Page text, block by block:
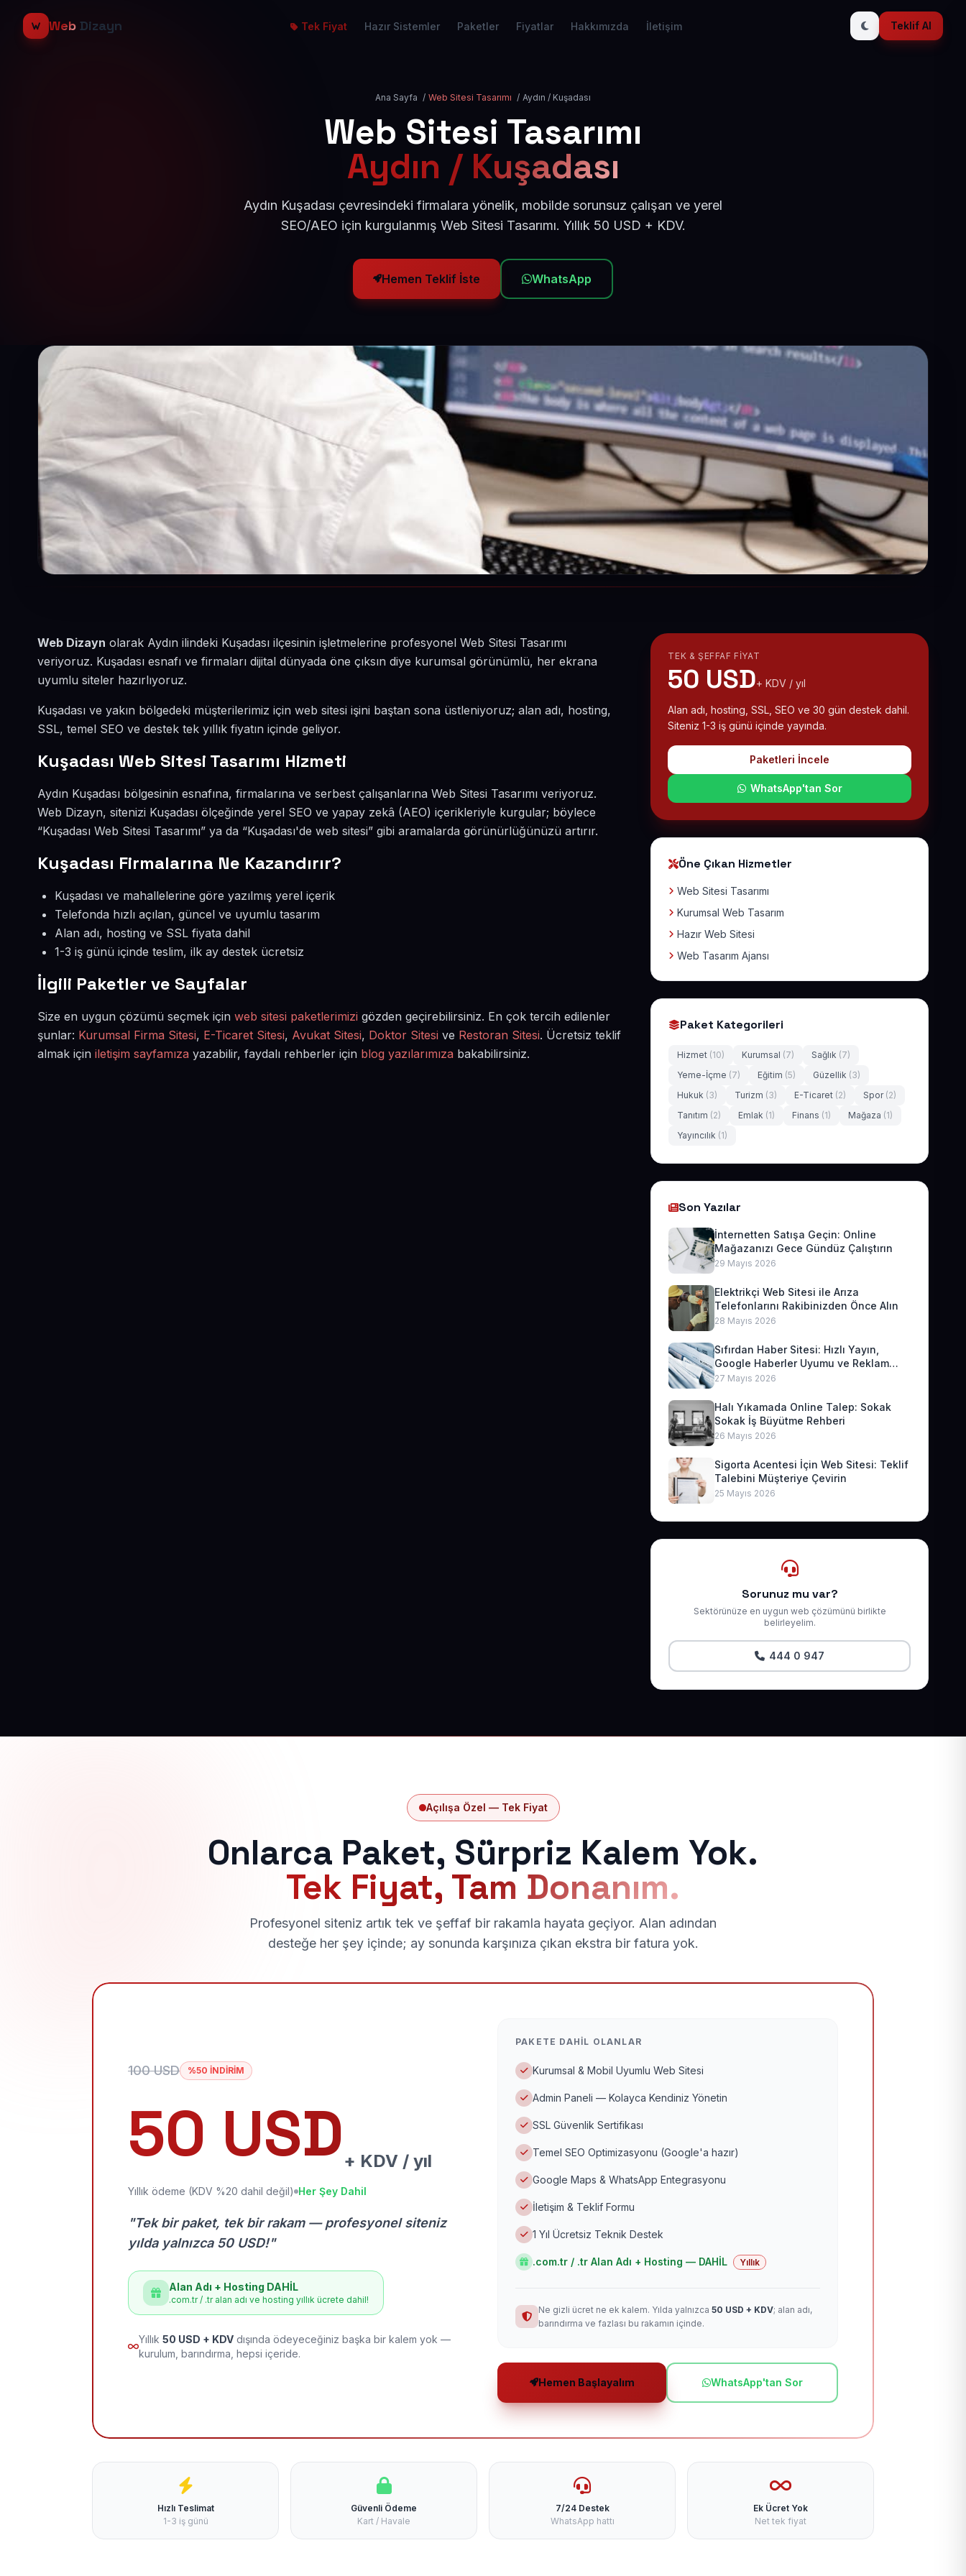
Web Dizayn Tek Fiyat Hazır Sistemler Paketler Fiyatlar Hakkımızda İletişim Teklif Al
Ana Sayfa / Web Sitesi Tasarımı / Aydın / Kuşadası
Web Sitesi Tasarımı
Aydın / Kuşadası
Aydın Kuşadası çevresindeki firmalara yönelik, mobilde sorunsuz çalışan ve yerel
SEO/AEO için kurgulanmış Web Sitesi Tasarımı. Yıllık 50 USD + KDV.
Hemen Teklif İste WhatsApp
Web Dizayn olarak Aydın ilindeki Kuşadası ilçesinin işletmelerine profesyonel Web Sitesi Tasarımı
veriyoruz. Kuşadası esnafı ve firmaları dijital dünyada öne çıksın diye kurumsal görünümlü, her ekrana
uyumlu siteler hazırlıyoruz.
Kuşadası ve yakın bölgedeki müşterilerimiz için web sitesi işini baştan sona üstleniyoruz; alan adı, hosting,
SSL, temel SEO ve destek tek yıllık fiyatın içinde geliyor.
Kuşadası Web Sitesi Tasarımı Hizmeti
Aydın Kuşadası bölgesinin esnafına, firmalarına ve serbest çalışanlarına Web Sitesi Tasarımı veriyoruz.
Web Dizayn, sitenizi Kuşadası ölçeğinde yerel SEO ve yapay zekâ (AEO) içerikleriyle kurgular; böylece
“Kuşadası Web Sitesi Tasarımı” ya da “Kuşadası'de web sitesi” gibi aramalarda görünürlüğünüzü artırır.
Kuşadası Firmalarına Ne Kazandırır?
Kuşadası ve mahallelerine göre yazılmış yerel içerik
Telefonda hızlı açılan, güncel ve uyumlu tasarım
Alan adı, hosting ve SSL fiyata dahil
1-3 iş günü içinde teslim, ilk ay destek ücretsiz
İlgili Paketler ve Sayfalar
Size en uygun çözümü seçmek için web sitesi paketlerimizi gözden geçirebilirsiniz. En çok tercih edilenler
şunlar: Kurumsal Firma Sitesi, E-Ticaret Sitesi, Avukat Sitesi, Doktor Sitesi ve Restoran Sitesi. Ücretsiz teklif
almak için iletişim sayfamıza yazabilir, faydalı rehberler için blog yazılarımıza bakabilirsiniz.
TEK & ŞEFFAF FIYAT
50 USD+ KDV / yıl
Alan adı, hosting, SSL, SEO ve 30 gün destek dahil.
Siteniz 1-3 iş günü içinde yayında.
Paketleri İncele
WhatsApp'tan Sor
Öne Çıkan Hizmetler
Web Sitesi Tasarımı
Kurumsal Web Tasarım
Hazır Web Sitesi
Web Tasarım Ajansı
Paket Kategorileri
Hizmet (10) Kurumsal (7) Sağlık (7)
Yeme-İçme (7) Eğitim (5) Güzellik (3)
Hukuk (3) Turizm (3) E-Ticaret (2) Spor (2)
Tanıtım (2) Emlak (1) Finans (1) Mağaza (1)
Yayıncılık (1)
Son Yazılar
İnternetten Satışa Geçin: Online
Mağazanızı Gece Gündüz Çalıştırın
29 Mayıs 2026
Elektrikçi Web Sitesi ile Arıza
Telefonlarını Rakibinizden Önce Alın
28 Mayıs 2026
Sıfırdan Haber Sitesi: Hızlı Yayın,
Google Haberler Uyumu ve Reklam
Geliri
27 Mayıs 2026
Halı Yıkamada Online Talep: Sokak
Sokak İş Büyütme Rehberi
26 Mayıs 2026
Sigorta Acentesi İçin Web Sitesi: Teklif
Talebini Müşteriye Çevirin
25 Mayıs 2026
Sorunuz mu var?
Sektörünüze en uygun web çözümünü birlikte
belirleyelim.
444 0 947
Açılışa Özel — Tek Fiyat
Onlarca Paket, Sürpriz Kalem Yok.
Tek Fiyat, Tam Donanım.
Profesyonel siteniz artık tek ve şeffaf bir rakamla hayata geçiyor. Alan adından
desteğe her şey içinde; ay sonunda karşınıza çıkan ekstra bir fatura yok.
100 USD %50 İNDİRİM
50 USD + KDV / yıl
Yıllık ödeme (KDV %20 dahil değil) Her Şey Dahil
"Tek bir paket, tek bir rakam — profesyonel siteniz
yılda yalnızca 50 USD!"
Alan Adı + Hosting DAHİL
.com.tr / .tr alan adı ve hosting yıllık ücrete dahil!
Yıllık 50 USD + KDV dışında ödeyeceğiniz başka bir kalem yok —
kurulum, barındırma, hepsi içeride.
PAKETE DAHIL OLANLAR
Kurumsal & Mobil Uyumlu Web Sitesi
Admin Paneli — Kolayca Kendiniz Yönetin
SSL Güvenlik Sertifikası
Temel SEO Optimizasyonu (Google'a hazır)
Google Maps & WhatsApp Entegrasyonu
İletişim & Teklif Formu
1 Yıl Ücretsiz Teknik Destek
.com.tr / .tr Alan Adı + Hosting — DAHİL Yıllık
Ne gizli ücret ne ek kalem. Yılda yalnızca 50 USD + KDV; alan adı,
barındırma ve fazlası bu rakamın içinde.
Hemen Başlayalım WhatsApp'tan Sor
Hızlı Teslimat
1-3 iş günü
Güvenli Ödeme
Kart / Havale
7/24 Destek
WhatsApp hattı
Ek Ücret Yok
Net tek fiyat